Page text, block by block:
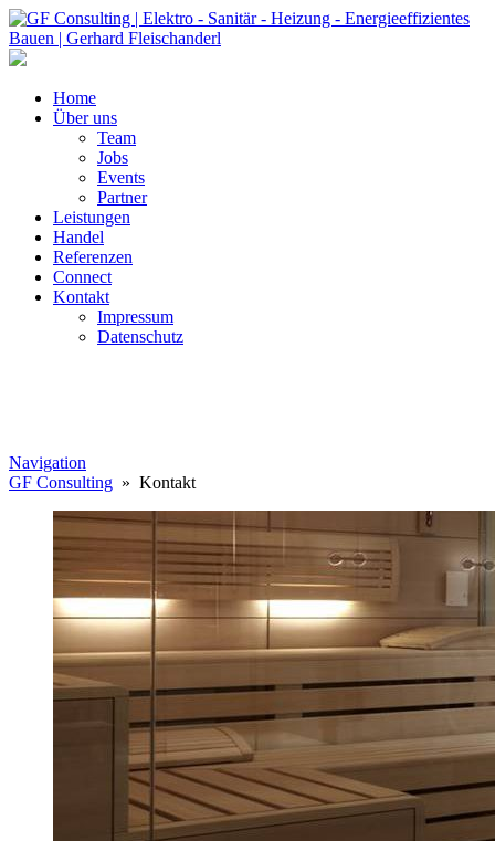
Home
Über uns
Team
Jobs
Events
Partner
Leistungen
Handel
Referenzen
Connect
Kontakt
Impressum
Datenschutz
Navigation
GF Consulting » Kontakt